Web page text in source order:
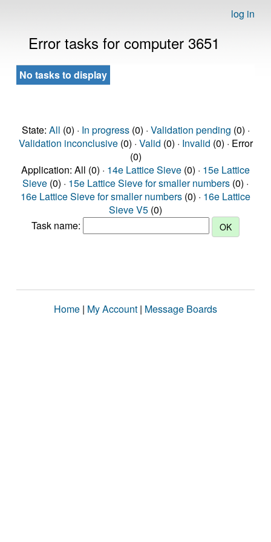
log in
Error tasks for computer 3651
No tasks to display
State: All (0) · In progress(0) · Validation pending (0) ·
Validation inconclusive(0) · Valid (0) · Invalid (0) · Error
(0)
Application: All (0) · 14e Lattice Sieve (0) · 15e Lattice
Sieve (0) · 15e Lattice Sieve for smaller numbers (0) ·
16e Lattice Sieve for smaller numbers (0) · 16e Lattice
Sieve V5 (0)
Task name:
Home | My Account | Message Boards